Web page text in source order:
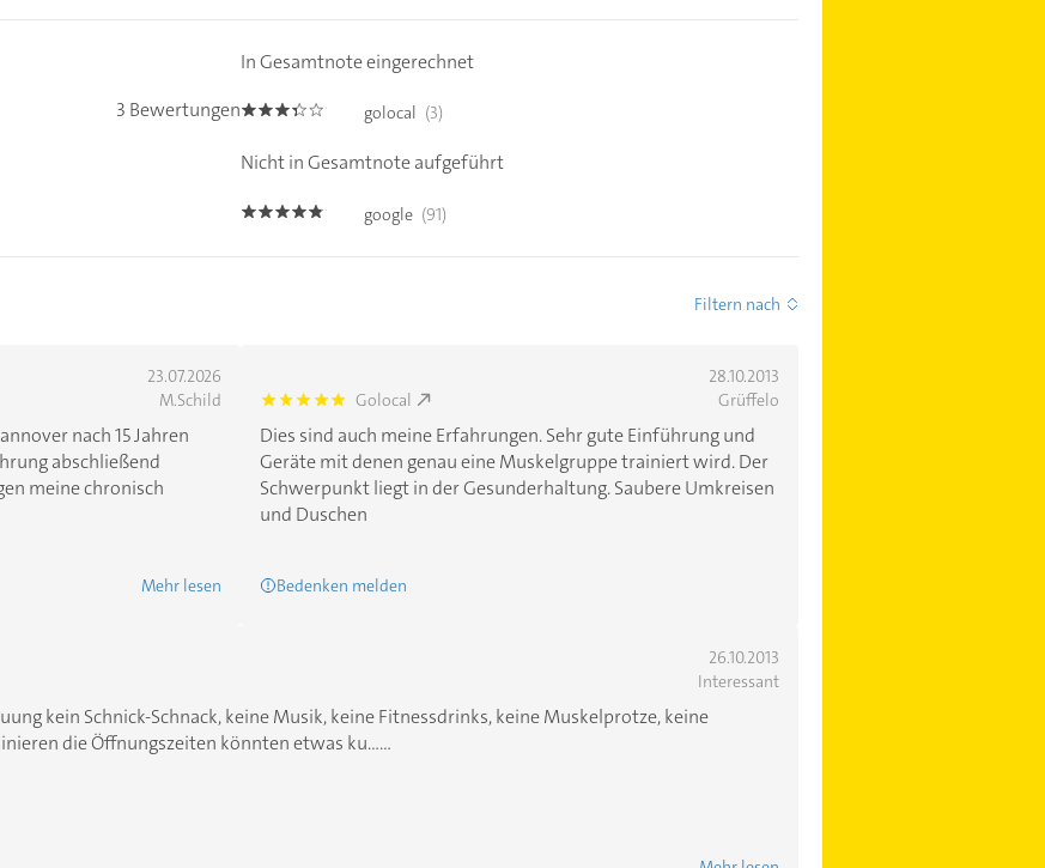
3 Bewertungen
In Gesamtnote eingerechnet
3.3 golocal (3)
Nicht in Gesamtnote aufgeführt
4.7000003 google (91)
Filtern nach
23.07.2026
M.Schild
nach 15 Jahren
abschließend
meine chronisch
Mehr lesen
28.10.2013
5.0 Golocal Grüffelo
Dies sind auch meine Erfahrungen. Sehr gute Einführung und
Geräte mit denen genau eine Muskelgruppe trainiert wird. Der
Schwerpunkt liegt in der Gesunderhaltung. Saubere Umkreisen
und Duschen
Bedenken melden
26.10.2013
Interessant
kein Schnick-Schnack, keine Musik, keine Fitnessdrinks, keine Muskelprotze, keine
die Öffnungszeiten könnten etwas ku......